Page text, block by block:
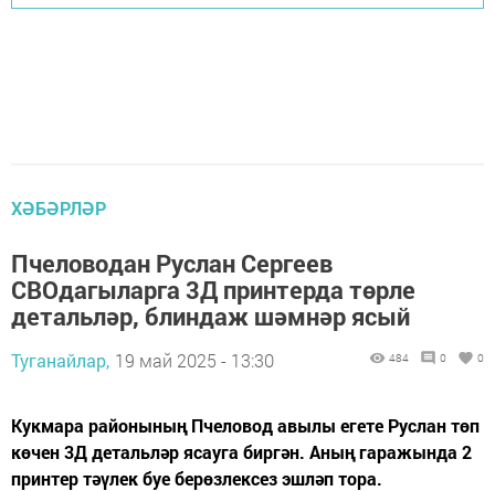
ХӘБӘРЛӘР
Пчеловодан Руслан Сергеев
СВОдагыларга 3Д принтерда төрле
детальләр, блиндаж шәмнәр ясый
Туганайлар, 19 май 2025 - 13:30 484 0 0
Кукмара районының Пчеловод авылы егете Руслан төп
көчен 3Д детальләр ясауга биргән. Аның гаражында 2
принтер тәүлек буе берөзлексез эшләп тора.